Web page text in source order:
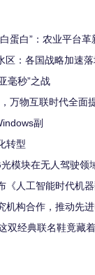
蛋白”：农业平台革
区：各国战略加速
毫秒”之战
万物互联时代全面
副
转型
模块在无人驾驶领
《人工智能时代机
机构合作，推动先
双经典联名鞋竟藏